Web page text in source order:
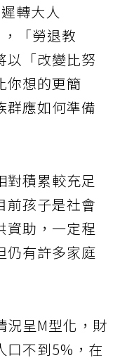
轉大人
「勞退教
以「改變比努
你想的更簡
群應如何準備
對積累較充足
前孩子是社會
資助，一定程
仍有許多家庭
況呈M型化，財
口不到5%，在